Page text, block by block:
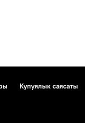
Купуялык саясаты